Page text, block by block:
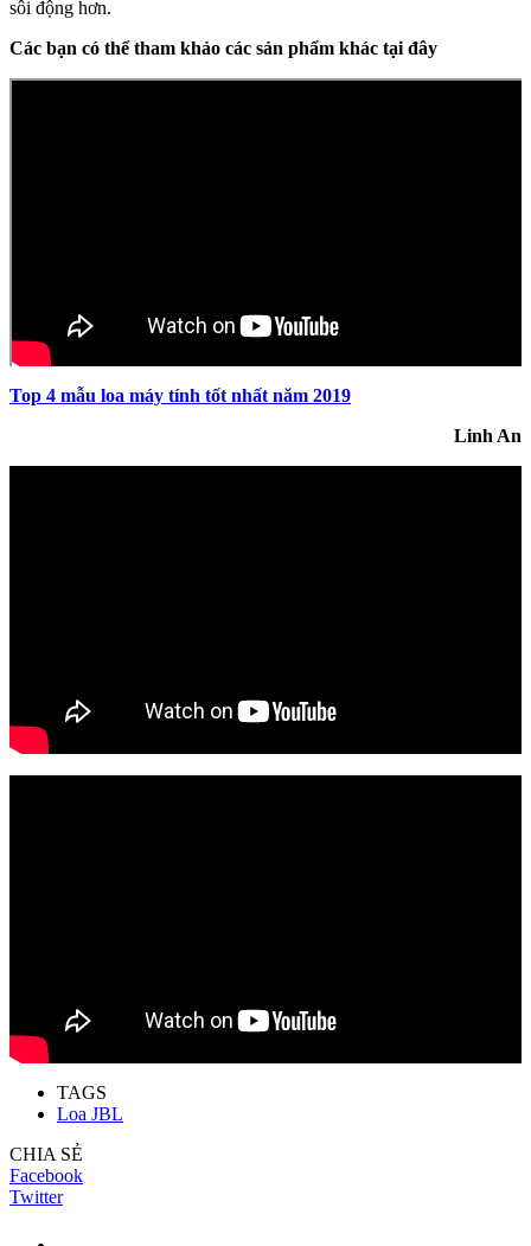
sôi động hơn.
Các bạn có thể tham khảo các sản phẩm khác tại đây
Top 4 mẫu loa máy tính tốt nhất năm 2019
Linh An
TAGS
Loa JBL
CHIA SẺ
Facebook
Twitter